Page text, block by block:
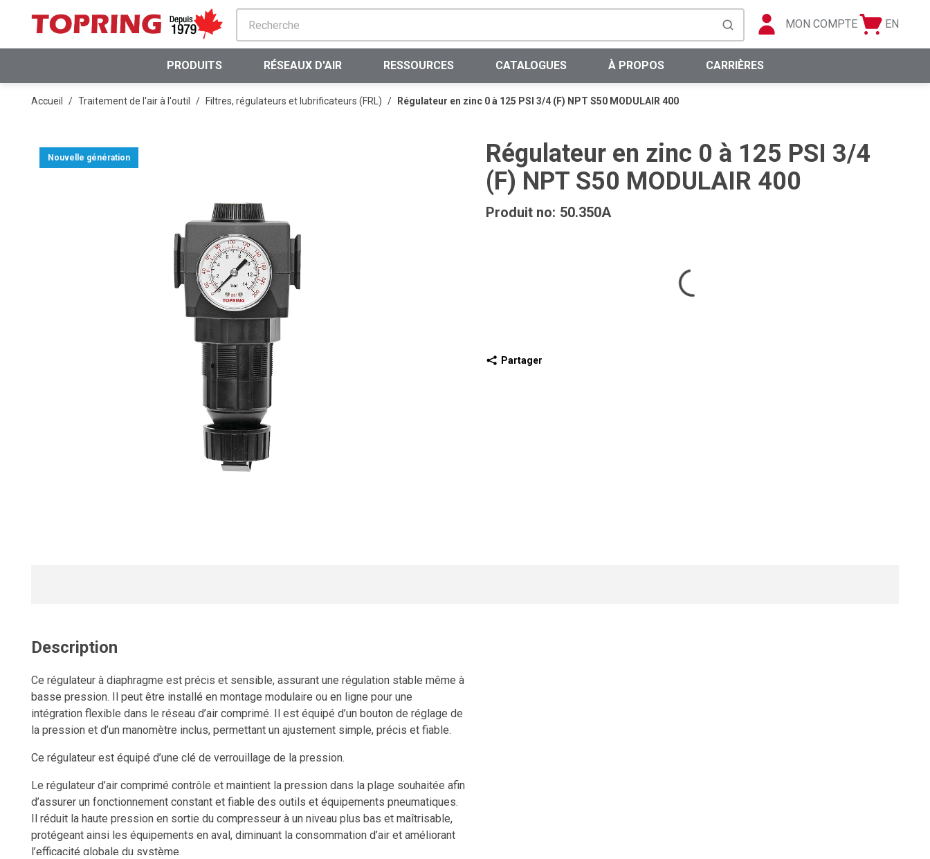
PASSER AU CONTENU PRINCIPAL
soumettre la recherche
MON COMPTE
Panier
Langue
EN
PRODUITS RÉSEAUX D'AIR RESSOURCES CATALOGUES À PROPOS CARRIÈRES
Accueil / Traitement de l'air à l'outil / Filtres, régulateurs et lubrificateurs (FRL) / Régulateur en zinc 0 à 125 PSI 3/4 (F) NPT S50 MODULAIR 400
Nouvelle génération
Régulateur en zinc 0 à 125 PSI 3/4
(F) NPT S50 MODULAIR 400
Produit no: 50.350A
Partager
Description
Ce régulateur à diaphragme est précis et sensible, assurant une régulation stable même à
basse pression. Il peut être installé en montage modulaire ou en ligne pour une
intégration flexible dans le réseau d’air comprimé. Il est équipé d’un bouton de réglage de
la pression et d’un manomètre inclus, permettant un ajustement simple, précis et fiable.
Ce régulateur est équipé d’une clé de verrouillage de la pression.
Le régulateur d’air comprimé contrôle et maintient la pression dans la plage souhaitée afin
d’assurer un fonctionnement constant et fiable des outils et équipements pneumatiques.
Il réduit la haute pression en sortie du compresseur à un niveau plus bas et maîtrisable,
protégeant ainsi les équipements en aval, diminuant la consommation d’air et améliorant
l’efficacité globale du système.